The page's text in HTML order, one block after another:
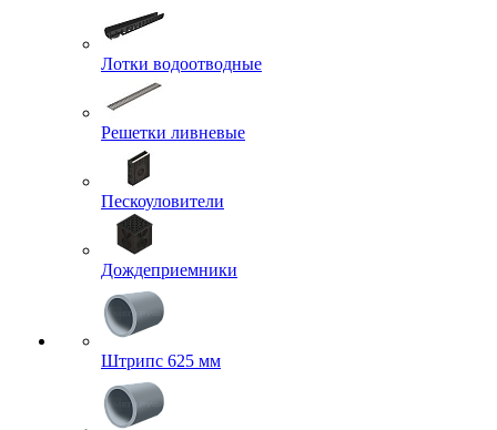
Лотки водоотводные
Решетки ливневые
Пескоуловители
Дождеприемники
Штрипс 625 мм